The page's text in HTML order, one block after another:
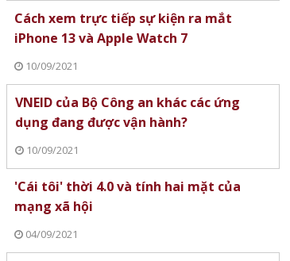
Cách xem trực tiếp sự kiện ra mắt
iPhone 13 và Apple Watch 7
10/09/2021
VNEID của Bộ Công an khác các ứng
dụng đang được vận hành?
10/09/2021
'Cái tôi' thời 4.0 và tính hai mặt của
mạng xã hội
04/09/2021